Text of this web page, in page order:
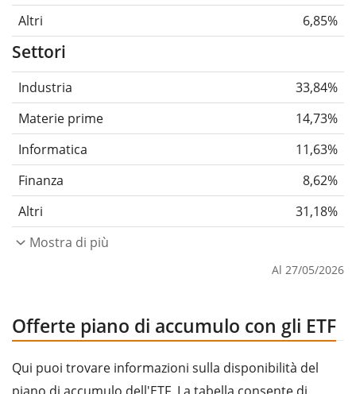
Altri
6,85%
Settori
Industria
33,84%
Materie prime
14,73%
Informatica
11,63%
Finanza
8,62%
Altri
31,18%
Mostra di più
Al 27/05/2026
Offerte piano di accumulo con gli ETF
Qui puoi trovare informazioni sulla disponibilità del